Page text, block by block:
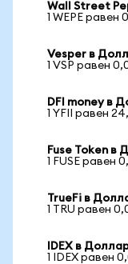
Wall Street
1 WEPE равен
Vesper в
1 VSP равен
DFI money в
1 YFII равен
Fuse Token
1 FUSE равен
TrueFi в
1 TRU равен
IDEX в
1 IDEX равен